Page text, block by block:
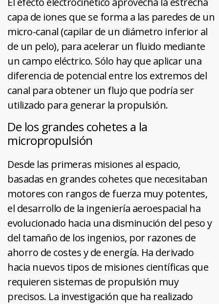
capa de iones que se forma a las paredes de un
micro-canal (capilar de un diámetro inferior al
de un pelo), para acelerar un fluido mediante
un campo eléctrico. Sólo hay que aplicar una
diferencia de potencial entre los extremos del
canal para obtener un flujo que podría ser
utilizado para generar la propulsión.
De los grandes cohetes a la
micropropulsión
Desde las primeras misiones al espacio,
basadas en grandes cohetes que necesitaban
motores con rangos de fuerza muy potentes,
el desarrollo de la ingeniería aeroespacial ha
evolucionado hacia una disminución del peso y
del tamaño de los ingenios, por razones de
ahorro de costes y de energía. Ha derivado
hacia nuevos tipos de misiones científicas que
requieren sistemas de propulsión muy
precisos. La investigación que ha realizado